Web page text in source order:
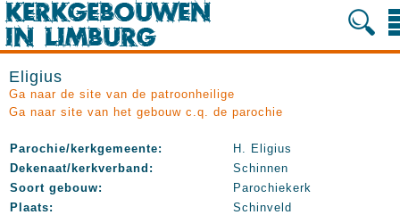
Eligius
Ga naar de site van de patroonheilige
Ga naar site van het gebouw c.q. de parochie
Parochie/kerkgemeente:
H. Eligius
Dekenaat/kerkverband:
Schinnen
Soort gebouw:
Parochiekerk
Plaats:
Schinveld